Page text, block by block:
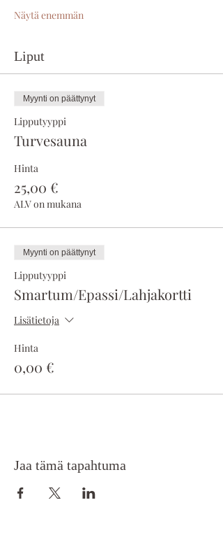
Näytä enemmän
Liput
Myynti on päättynyt
Lipputyyppi
Turvesauna
Hinta
25,00 €
ALV on mukana
Myynti on päättynyt
Lipputyyppi
Smartum/Epassi/Lahjakortti
Lisätietoja
Hinta
0,00 €
Jaa tämä tapahtuma